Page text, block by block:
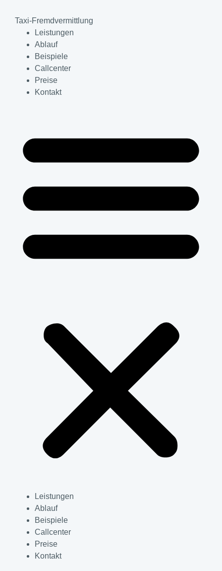
Taxi-Fremdvermittlung
Leistungen
Ablauf
Beispiele
Callcenter
Preise
Kontakt
Leistungen
Ablauf
Beispiele
Callcenter
Preise
Kontakt